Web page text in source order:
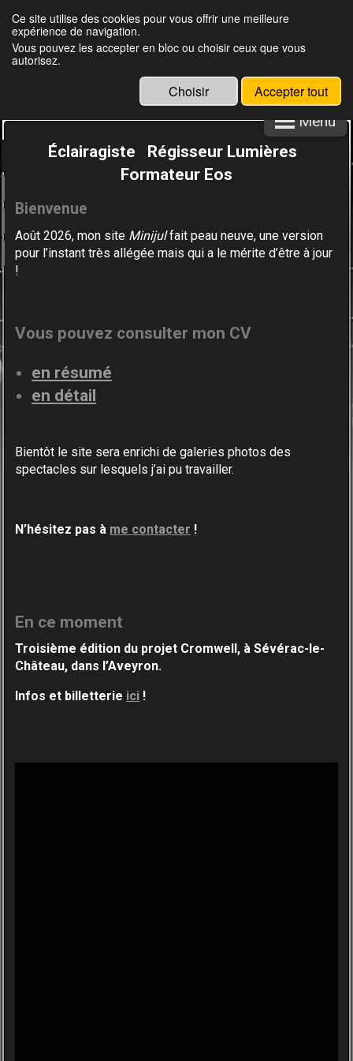
Julien Louisgrand
Menu
Éclairagiste Régisseur Lumières
Formateur Eos
Bienvenue
Août 2026, mon site Minijulfait peau neuve, une version
pour l’instant très allégéemais qui a le mérite d’être à jour
!
Vous pouvez consulter mon CV
en résumé
en détail
Bientôt le site sera enrichi de galeries photos des
spectacles sur lesquels j’ai pu travailler.
N’hésitez pas à me contacter !
En ce moment
Troisième édition du projet Cromwell, à Sévérac-le-
Château, dans l’Aveyron.
Infos et billetterie ici !
Ce site utilise des cookies pour vous offrir une meilleure
expérience de navigation.
Vous pouvez les accepter en bloc ou choisir ceux que vous
autorisez.
Choisir Accepter tout